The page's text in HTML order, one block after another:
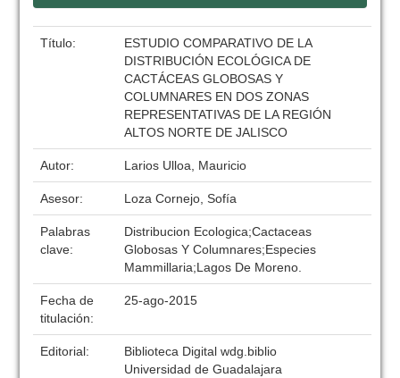
Título:
ESTUDIO COMPARATIVO DE LA
DISTRIBUCIÓN ECOLÓGICA DE
CACTÁCEAS GLOBOSAS Y
COLUMNARES EN DOS ZONAS
REPRESENTATIVAS DE LA REGIÓN
ALTOS NORTE DE JALISCO
Autor: Larios Ulloa, Mauricio
Asesor: Loza Cornejo, Sofía
Palabras
clave:
Distribucion Ecologica;Cactaceas
Globosas Y Columnares;Especies
Mammillaria;Lagos De Moreno.
Fecha de
titulación:
25-ago-2015
Editorial:
Biblioteca Digital wdg.biblio
Universidad de Guadalajara